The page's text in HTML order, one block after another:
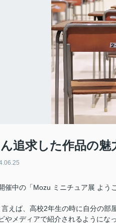
追求した作品の魅
催中の「Mozu ミニチュア展 よう
えば、高校2年生の時に自分の部
やメディアで紹介されるようにな